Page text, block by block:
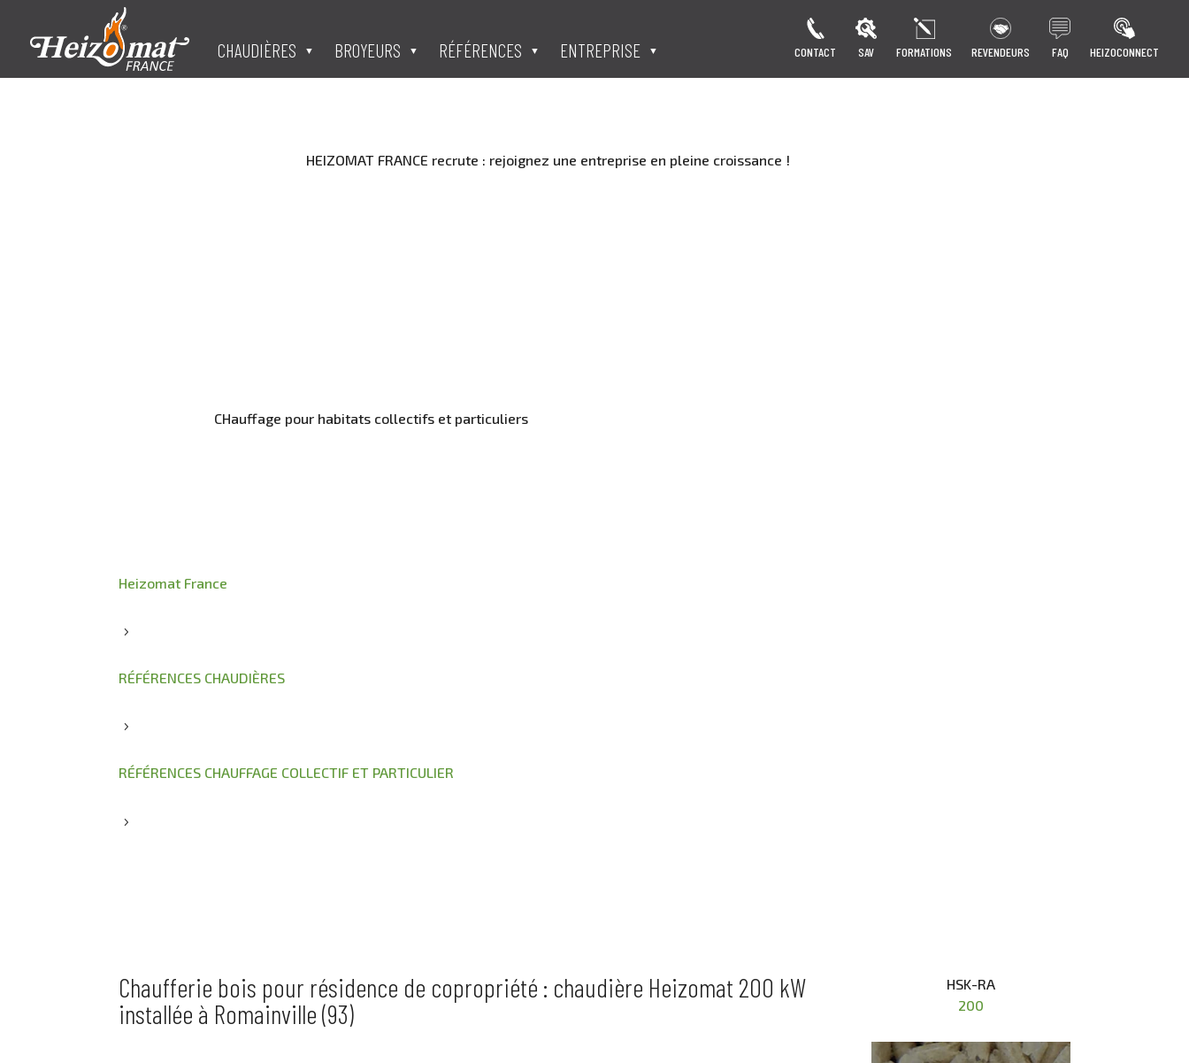
CHAUDIÈRES BROYEURS RÉFÉRENCES ENTREPRISE CONTACT SAV FORMATIONS REVENDEURS FAQ HEIZOCONNECT
HEIZOMAT FRANCE recrute : rejoignez une entreprise en pleine croissance !
CHauffage pour habitats collectifs et particuliers
Heizomat France
5
RÉFÉRENCES CHAUDIÈRES
5
RÉFÉRENCES CHAUFFAGE COLLECTIF ET PARTICULIER
5
Chaufferie bois pour résidence de copropriété : chaudière Heizomat 200 kW
installée à Romainville (93)
HSK-RA
200